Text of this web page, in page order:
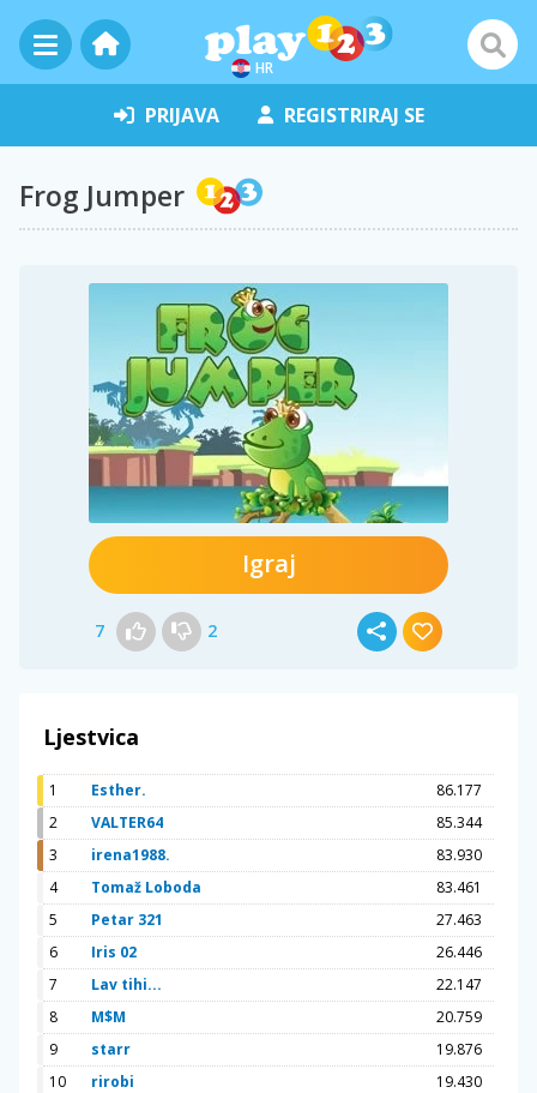
HR
PRIJAVA REGISTRIRAJ SE
Frog Jumper
Igraj
7 2
Ljestvica
1 Esther.
86.177
2
VALTER64
85.344
3
irena1988.
83.930
4
Tomaž Loboda
83.461
5
Petar 321
27.463
6
Iris 02
26.446
7
Lav tihi...
22.147
8
M$M
20.759
9
starr
19.876
10
rirobi 19.430